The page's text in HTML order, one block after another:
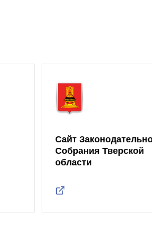
Сайт
Собрания Тверской
области